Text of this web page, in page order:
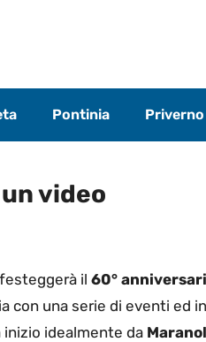
Pontinia Priverno
video
il 60°
con una serie di eventi ed
inizio idealmente da